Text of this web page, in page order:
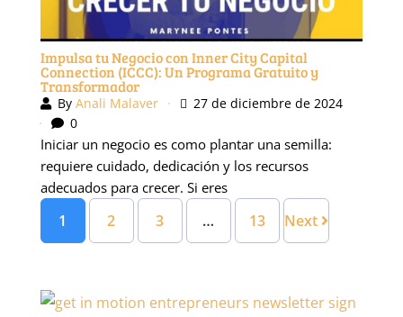
Impulsa tu Negocio con Inner City Capital
Connection (ICCC): Un Programa Gratuito y
Transformador
ByAnali Malaver
0
Iniciar un negocio es como plantar una semilla:
requiere cuidado, dedicación y los recursos
adecuados para crecer. Si eres
2 3 … 13 Next